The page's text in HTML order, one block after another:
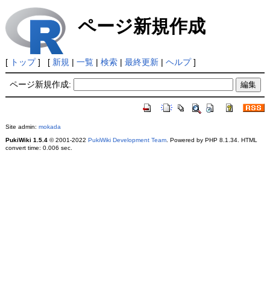
ページ新規作成
[ トップ] [ 新規 | 一覧| 検索| 最終更新| ヘルプ]
ページ新規作成:
Site admin: mokada
PukiWiki 1.5.4© 2001-2022 PukiWiki Development Team. Powered by PHP 8.1.34. HTML
convert time: 0.006 sec.